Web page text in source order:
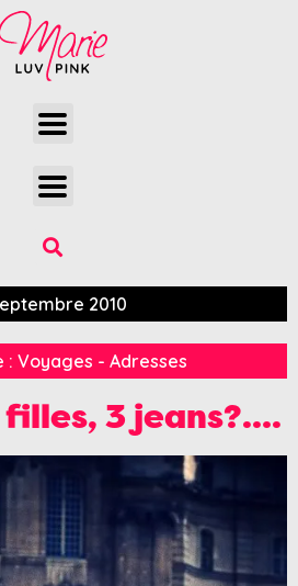
2010
: Voyages - Adresses
3 jeans?….